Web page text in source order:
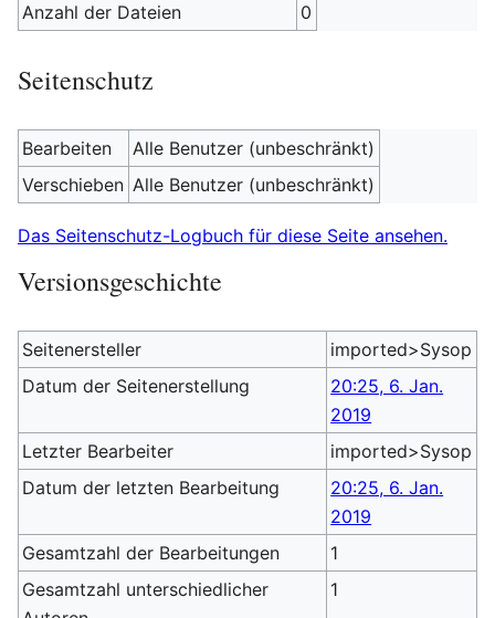
Anzahl der Dateien
0
Seitenschutz
Bearbeiten
Alle Benutzer (unbeschränkt)
Verschieben Alle Benutzer (unbeschränkt)
Das Seitenschutz-Logbuch für diese Seite ansehen.
Versionsgeschichte
Seitenersteller
imported>Sysop
Datum der Seitenerstellung
20:25, 6. Jan.
2019
Letzter Bearbeiter
imported>Sysop
Datum der letzten Bearbeitung
20:25, 6. Jan.
2019
Gesamtzahl der Bearbeitungen
1
Gesamtzahl unterschiedlicher
1